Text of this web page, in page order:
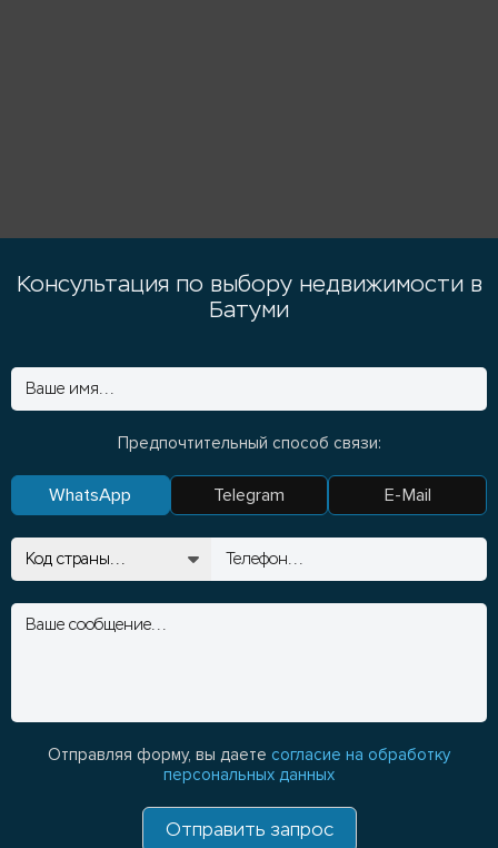
Консультация по выбору недвижимости в
Батуми
Предпочтительный способ связи:
WhatsApp Telegram E-Mail
Отправляя форму, вы даете согласие на обработку
персональных данных
Отправить запрос